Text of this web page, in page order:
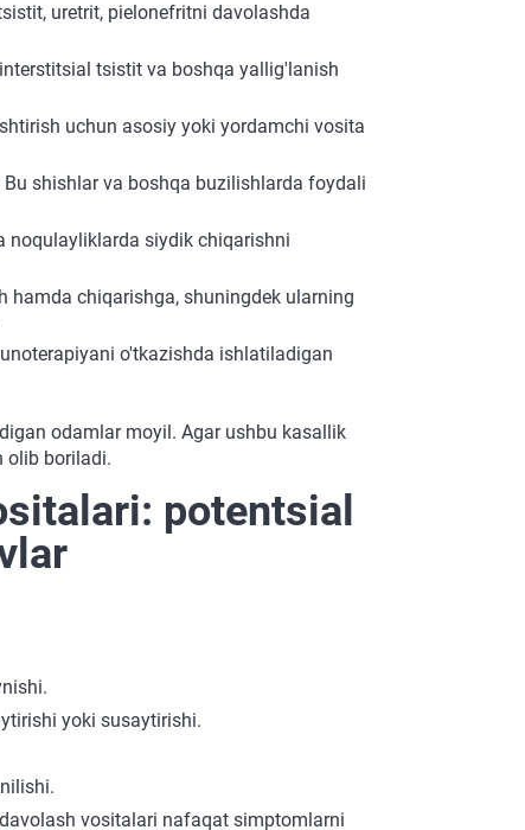
uretrit, pielonefritni davolashda
tsistit va boshqa yallig'lanish
uchun asosiy yoki yordamchi vosita
shishlar va boshqa buzilishlarda foydali
noqulayliklarda siydik chiqarishni
hamda chiqarishga, shuningdek ularning
o'tkazishda ishlatiladigan
odamlar moyil. Agar ushbu kasallik
olib boriladi.
potentsial
yoki susaytirishi.
vositalari nafaqat simptomlarni